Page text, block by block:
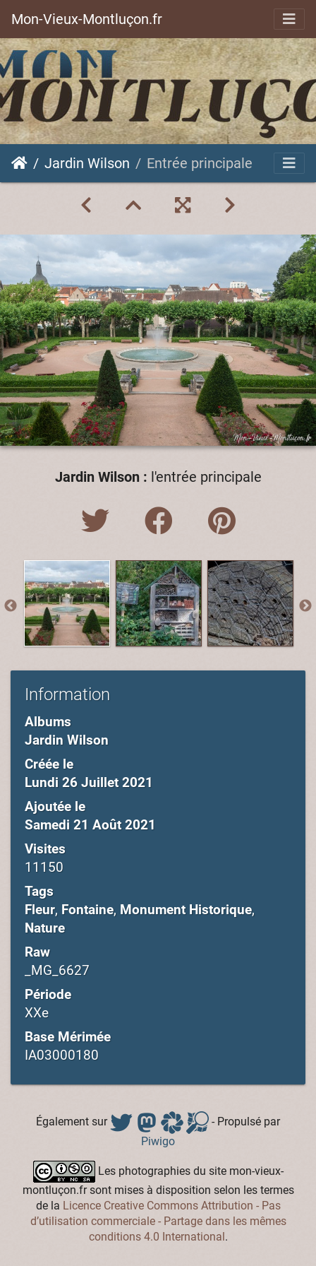
Mon-Vieux-Montluçon.fr
Jardin Wilson Entrée principale
Jardin Wilson : l'entrée principale
Information
Albums
Jardin Wilson
Créée le
Lundi 26 Juillet 2021
Ajoutée le
Samedi 21 Août 2021
Visites
11150
Tags
Fleur, Fontaine, Monument Historique,
Nature
Raw
_MG_6627
Période
XXe
Base Mérimée
IA03000180
Également sur
- Propulsé par
Piwigo
Les photographies du site mon-vieux-
montluçon.fr sont mises à disposition selon les termes
de la Licence Creative Commons Attribution - Pas
d’utilisation commerciale - Partage dans les mêmes
conditions 4.0 International.